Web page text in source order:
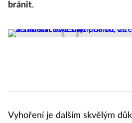
bránit.
Vyhoření je dalším skvělým